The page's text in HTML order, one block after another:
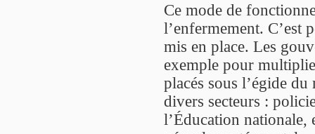
Ce mode de
l’enfermement. C’est
mis en place. Les
exemple pour
placés sous l’égide
divers secteurs :
l’Éducation nationale,